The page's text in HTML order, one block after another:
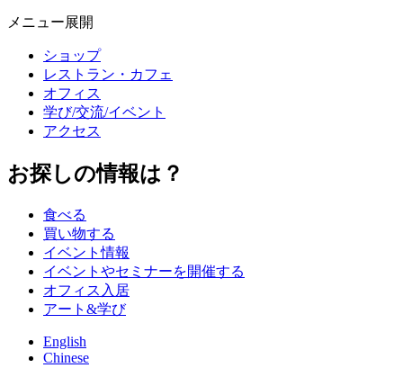
メニュー展開
ショップ
レストラン・カフェ
オフィス
学び/交流/イベント
アクセス
お探しの情報は？
食べる
買い物する
イベント情報
イベントやセミナーを開催する
オフィス入居
アート&学び
English
Chinese